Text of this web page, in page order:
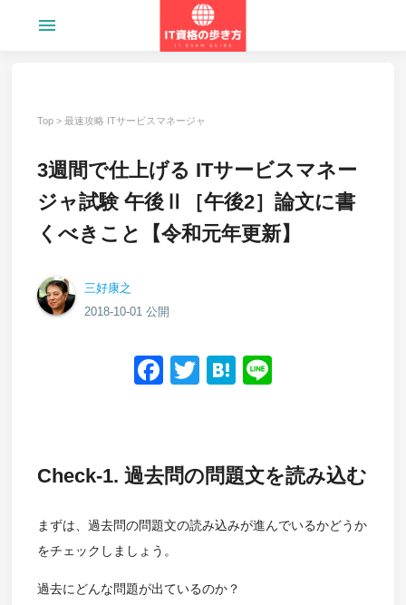
menu
Top> 最速攻略 ITサービスマネージャ
3週間で仕上げる ITサービスマネー
ジャ試験 午後Ⅱ［午後2］論文に書
くべきこと【令和元年更新】
三好康之
2018-10-01 公開
Facebook
TwitterHatena
Check-1. 過去問の問題文を読み込む
まずは、過去問の問題文の読み込みが進んでいるかどうか
をチェックしましょう。
過去にどんな問題が出ているのか？